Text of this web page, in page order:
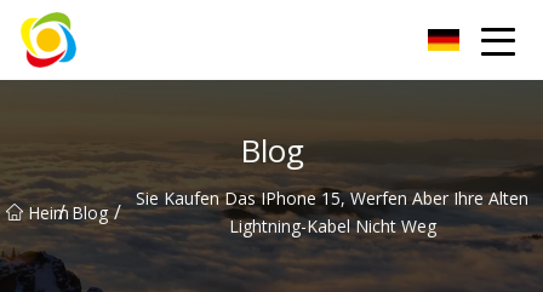
Blog
Heim
/ Blog /
Sie Kaufen Das IPhone 15, Werfen Aber Ihre Alten
Lightning-Kabel Nicht Weg